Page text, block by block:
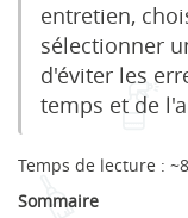
entretien,
sélectionner
d'éviter les
temps et de
Temps de lecture :
Sommaire